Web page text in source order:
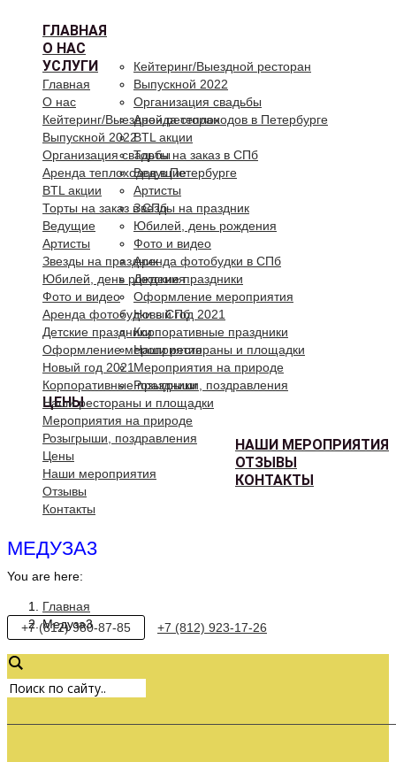
ГЛАВНАЯ
О НАС
УСЛУГИ
Кейтеринг/Выездной ресторан
Выпускной 2022
Организация свадьбы
Аренда теплоходов в Петербурге
BTL акции
Торты на заказ в СПб
Ведущие
Артисты
Звезды на праздник
Юбилей, день рождения
Фото и видео
Аренда фотобудки в СПб
Детские праздники
Оформление мероприятия
Новый год 2021
Корпоративные праздники
Наши рестораны и площадки
Мероприятия на природе
Розыгрыши, поздравления
ЦЕНЫ
НАШИ МЕРОПРИЯТИЯ
ОТЗЫВЫ
КОНТАКТЫ
Главная
О нас
Кейтеринг/Выездной ресторан
Выпускной 2022
Организация свадьбы
Аренда теплоходов в Петербурге
BTL акции
Торты на заказ в СПб
Ведущие
Артисты
Звезды на праздник
Юбилей, день рождения
Фото и видео
Аренда фотобудки в СПб
Детские праздники
Оформление мероприятия
Новый год 2021
Корпоративные праздники
Наши рестораны и площадки
Мероприятия на природе
Розыгрыши, поздравления
Цены
Наши мероприятия
Отзывы
Контакты
МЕДУЗА3
You are here:
Главная
Медуза3
+7 (812) 980-87-85 +7 (812) 923-17-26